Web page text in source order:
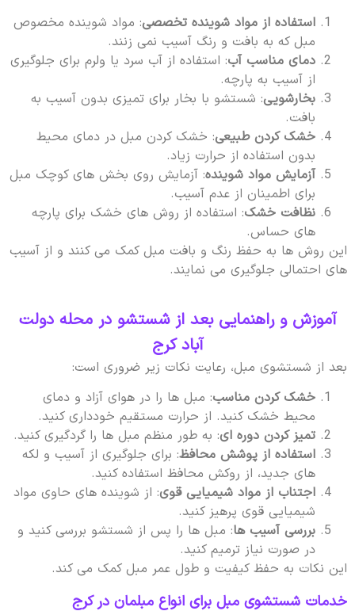
استفاده از مواد شوینده تخصصی: مواد شوینده مخصوص
مبل که به بافت و رنگ آسیب نمی زنند.
دمای مناسب آب: استفاده از آب سرد یا ولرم برای جلوگیری
از آسیب به پارچه.
بخارشویی: شستشو با بخار برای تمیزی بدون آسیب به
بافت.
خشک کردن طبیعی: خشک کردن مبل در دمای محیط
بدون استفاده از حرارت زیاد.
آزمایش مواد شوینده: آزمایش روی بخش های کوچک مبل
برای اطمینان از عدم آسیب.
نظافت خشک: استفاده از روش های خشک برای پارچه
های حساس.
این روش ها به حفظ رنگ و بافت مبل کمک می کنند و از آسیب
های احتمالی جلوگیری می نمایند.
آموزش و راهنمایی بعد از شستشو در محله دولت
آباد کرج
بعد از شستشوی مبل، رعایت نکات زیر ضروری است:
خشک کردن مناسب: مبل ها را در هوای آزاد و دمای
محیط خشک کنید. از حرارت مستقیم خودداری کنید.
تمیز کردن دوره ای: به طور منظم مبل ها را گردگیری کنید.
استفاده از پوشش محافظ: برای جلوگیری از آسیب و لکه
های جدید، از روکش محافظ استفاده کنید.
اجتناب از مواد شیمیایی قوی: از شوینده های حاوی مواد
شیمیایی قوی پرهیز کنید.
بررسی آسیب ها: مبل ها را پس از شستشو بررسی کنید و
در صورت نیاز ترمیم کنید.
این نکات به حفظ کیفیت و طول عمر مبل کمک می کند.
خدمات شستشوی مبل برای انواع مبلمان در کرج